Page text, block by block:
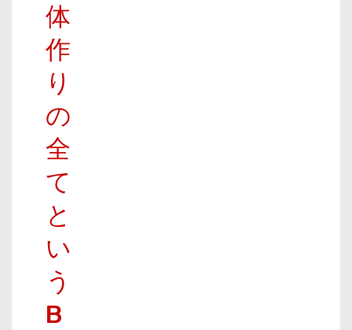
体
作
り
の
全
て
と
い
う
B